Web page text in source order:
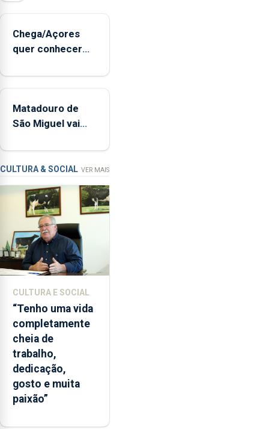
uma
harpa,
permitindo
reforçar
condições
de
ensino
instituição
Chega/Açores
quer conhecer
controlar a dívida
Matadouro de
São Miguel vai
requalificação
CULTURA & SOCIAL VER MAIS
CULTURA E SOCIAL
“Tenho uma vida
completamente
cheia de
trabalho,
dedicação,
gosto e muita
paixão”